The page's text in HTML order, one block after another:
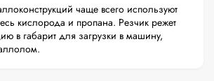
чаще всего используют
кислорода и пропана. Резчик режет
в габарит для загрузки в машину,